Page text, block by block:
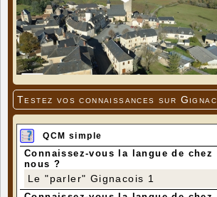
Testez vos connaissances sur Gignac
QCM simple
Connaissez-vous la langue de chez
nous ?
Le "parler" Gignacois 1